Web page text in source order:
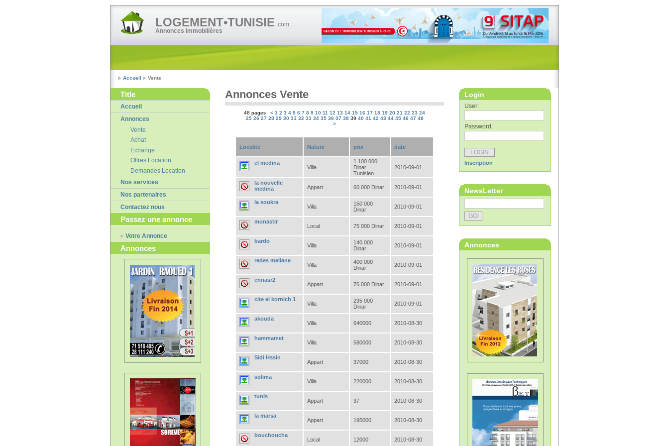
LOGEMENT•TUNISIE .com
Annonces immobilières
Accueil Vente
Title
Accueil
Annonces
Vente
Achat
Echange
Offres Location
Demandes Location
Nos services
Nos partenaires
Contactez nous
Passez une annonce
Votre Annonce
Annonces
Annonces Vente
48 pages < 1 2 3 4 5 6 7 8 9 10 11 12 13 14 15 16 17 18 19 20 21 22 23 24
25 26 27 28 29 30 31 32 33 34 35 36 37 38 39 40 41 42 43 44 45 46 47 48
>
Localite Nature prix date
el medina
Villa
1 100 000
Dinar
Tunisien
2010-09-01
la nouvelle
medina
Appart 60 000 Dinar 2010-09-01
la soukra
Villa
150 000
Dinar
2010-09-01
monastir
Local 75 000 Dinar 2010-09-01
bardo
Villa
140 000
Dinar
2010-09-01
redes meliane
Villa
400 000
Dinar
2010-09-01
ennasr2
Appart 76 000 Dinar 2010-09-01
cite el kornich 1
Villa
235 000
Dinar
2010-09-01
akouda
Villa 640000 2010-08-30
hammamet
Villa 580000 2010-08-30
Sidi Hssin
Appart 37000 2010-08-30
solima
Villa 220000 2010-08-30
tunis
Appart 37 2010-08-30
la marsa
Appart 195000 2010-08-30
bouchoucha
Local 12000 2010-08-30
Login
User:
Password:
Inscription
NewsLetter
Annonces